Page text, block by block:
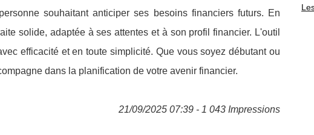
souhaitant anticiper ses besoins financiers futurs. En
solide, adaptée à ses attentes et à son profil financier. L'outil
efficacité et en toute simplicité. Que vous soyez débutant ou
dans la planification de votre avenir financier.
21/09/2025 07:39 - 1 043 Impressions